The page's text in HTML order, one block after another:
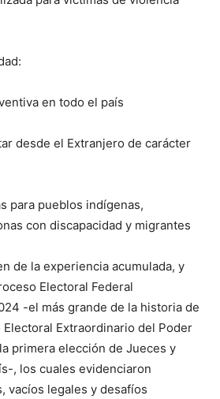
en todo el país
desde el Extranjero de carácter
para pueblos indígenas,
con discapacidad y migrantes
de la experiencia acumulada, y
Electoral Federal
-el más grande de la historia de
Extraordinario del Poder
primera elección de Jueces y
, los cuales evidenciaron
vacíos legales y desafíos